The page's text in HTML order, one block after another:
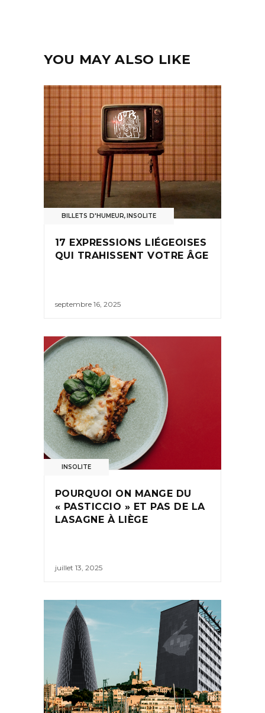
YOU MAY ALSO LIKE
BILLETS D'HUMEUR, INSOLITE
17 EXPRESSIONS LIÉGEOISES
QUI TRAHISSENT VOTRE ÂGE
septembre 16, 2025
INSOLITE
POURQUOI ON MANGE DU
« PASTICCIO » ET PAS DE LA
LASAGNE À LIÈGE
juillet 13, 2025